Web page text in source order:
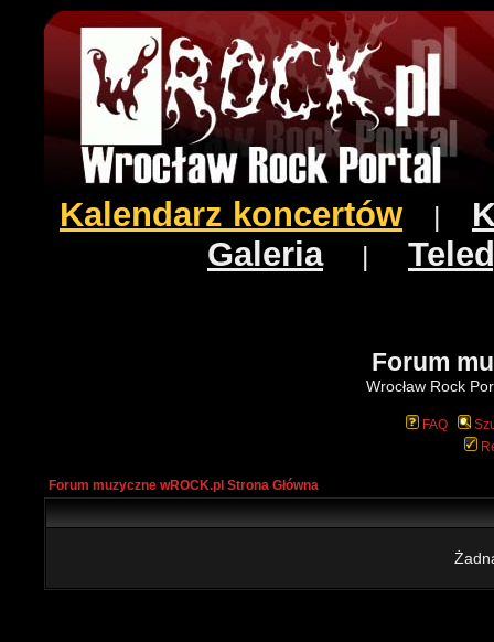
Kalendarz koncertów
Galeria|
Forum
Wrocław Rock
FAQ
Forum muzyczne wROCK.pl Strona Główna